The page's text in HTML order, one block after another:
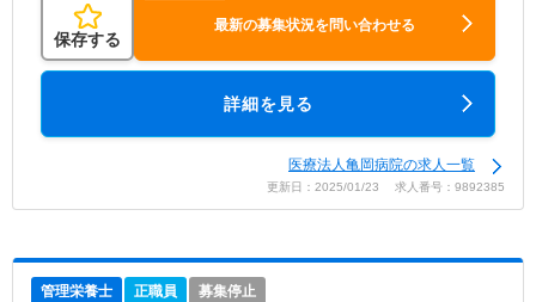
保存する
最新の募集状況を問い合わせる
詳細を見る
医療法人亀岡病院の求人一覧
更新日：2025/01/23 求人番号：9892385
管理栄養士 正職員 募集停止